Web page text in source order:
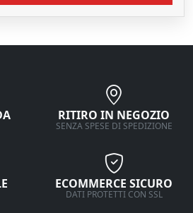
RITIRO IN NEGOZIO
SENZA SPESE DI SPEDIZIONE
ECOMMERCE SICURO
DATI PROTETTI CON SSL